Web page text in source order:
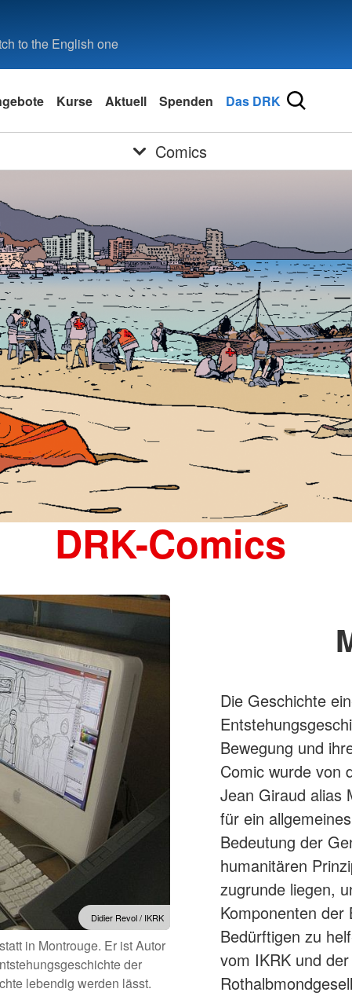
to the English one
Kurse Aktuell Spenden Das DRK
Comics
DRK-Comics
Didier Revol / IKRK
in Montrouge. Er ist Autor
der
lebendig werden lässt.
Die Geschichte
Bewegung und
Comic wurde von
Jean Giraud alias
für ein
Bedeutung der
humanitären
zugrunde liegen,
Komponenten
Bedürftigen zu
vom IKRK und